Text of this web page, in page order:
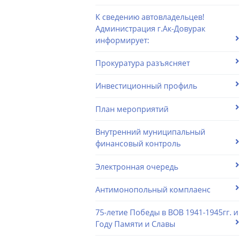
К сведению автовладельцев!
Администрация г.Ак-Довурак
информирует:
Прокуратура разъясняет
Инвестиционный профиль
План мероприятий
Внутренний муниципальный
финансовый контроль
Электронная очередь
Антимонопольный комплаенс
75-летие Победы в ВОВ 1941-1945гг. и
Году Памяти и Славы